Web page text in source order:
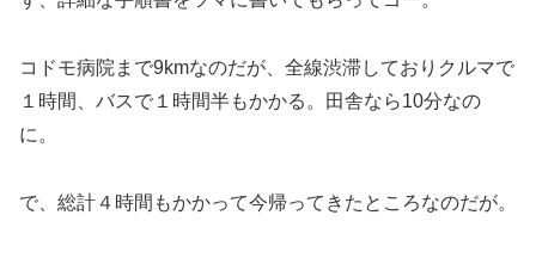
コドモ病院まで9kmなのだが、全線渋滞しておりクルマで
１時間、バスで１時間半もかかる。田舎なら10分なの
に。
で、総計４時間もかかって今帰ってきたところなのだが。